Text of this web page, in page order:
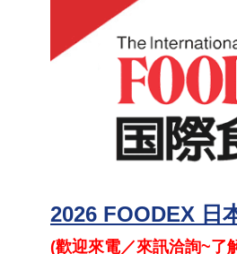
2026 FOODEX 日
(歡迎來電／來訊洽詢~了